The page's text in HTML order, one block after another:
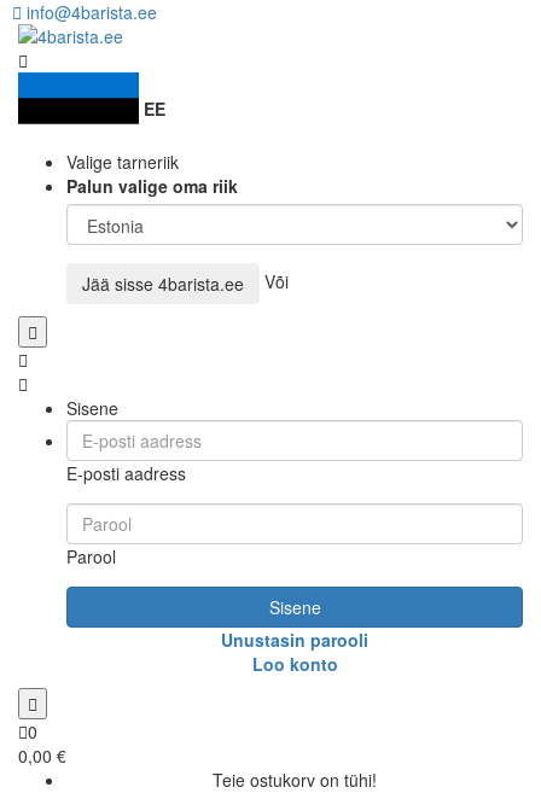
info@4barista.ee
EE
Valige tarneriik
Palun valige oma riik
Jää sisse 4barista.ee Või
Sisene
E-posti aadress
Parool
Sisene
Unustasin parooli
Loo konto
0
0,00 €
Teie ostukorv on tühi!